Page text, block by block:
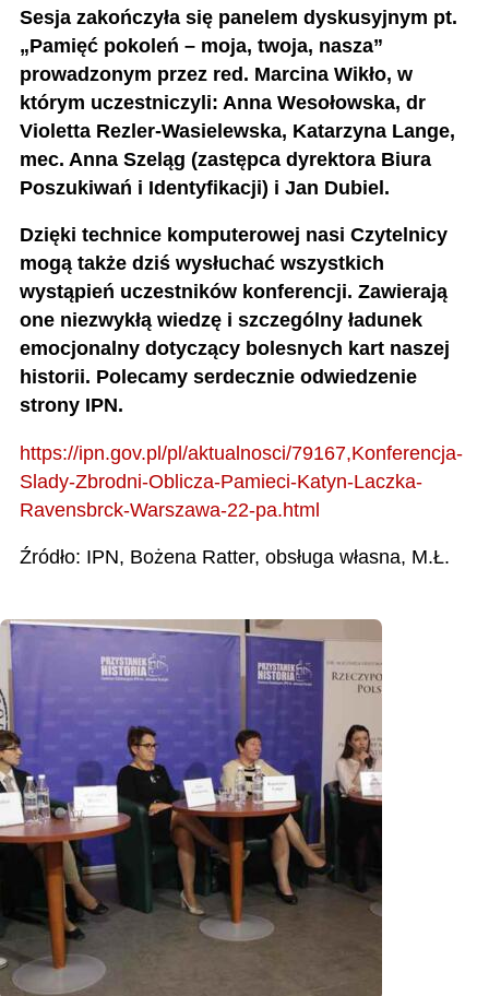
Sesja zakończyła się panelem dyskusyjnym pt.
„Pamięć pokoleń – moja, twoja, nasza”
prowadzonym przez red. Marcina Wikło, w
którym uczestniczyli: Anna Wesołowska, dr
Violetta Rezler-Wasielewska, Katarzyna Lange,
mec. Anna Szeląg (zastępca dyrektora Biura
Poszukiwań i Identyfikacji) i Jan Dubiel.
Dzięki technice komputerowej nasi Czytelnicy
mogą także dziś wysłuchać wszystkich
wystąpień uczestników konferencji. Zawierają
one niezwykłą wiedzę i szczególny ładunek
emocjonalny dotyczący bolesnych kart naszej
historii. Polecamy serdecznie odwiedzenie
strony IPN.
https://ipn.gov.pl/pl/aktualnosci/79167,Konferencja-
Slady-Zbrodni-Oblicza-Pamieci-Katyn-Laczka-
Ravensbrck-Warszawa-22-pa.html
Źródło: IPN, Bożena Ratter, obsługa własna, M.Ł.